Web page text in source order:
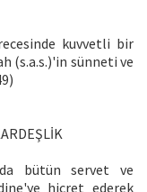
kuvvetli bir
(s.a.s.)'in sünneti ve
bütün servet ve
hicret ederek